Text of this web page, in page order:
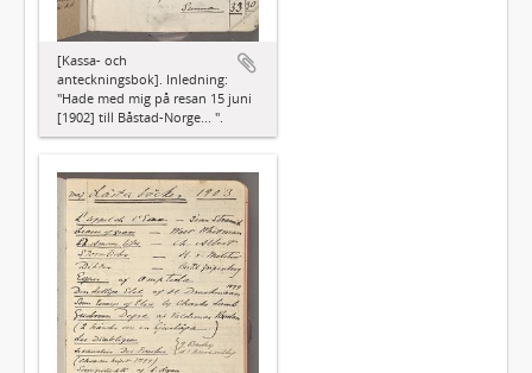
[Kassa- och
anteckningsbok]. Inledning:
"Hade med mig på resan 15 juni
[1902] till Båstad-Norge... ".